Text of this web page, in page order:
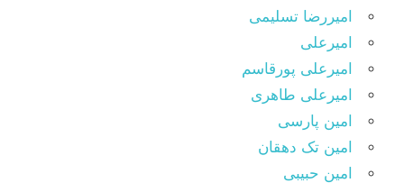
امیررضا تسلیمی
امیرعلی
امیرعلی پورقاسم
امیرعلی طاهری
امین پارسی
امین تک دهقان
امین حبیبی